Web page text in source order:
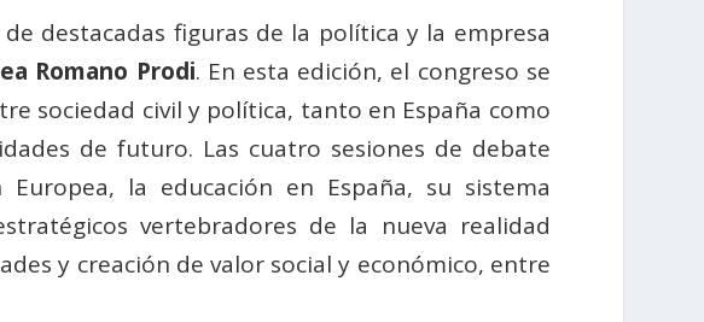
destacadas figuras de la política y la empresa
Romano Prodi. En esta edición, el congreso se
sociedad civil y política, tanto en España como
de futuro. Las cuatro sesiones de debate
la educación en España, su sistema
vertebradores de la nueva realidad
y creación de valor social y económico, entre